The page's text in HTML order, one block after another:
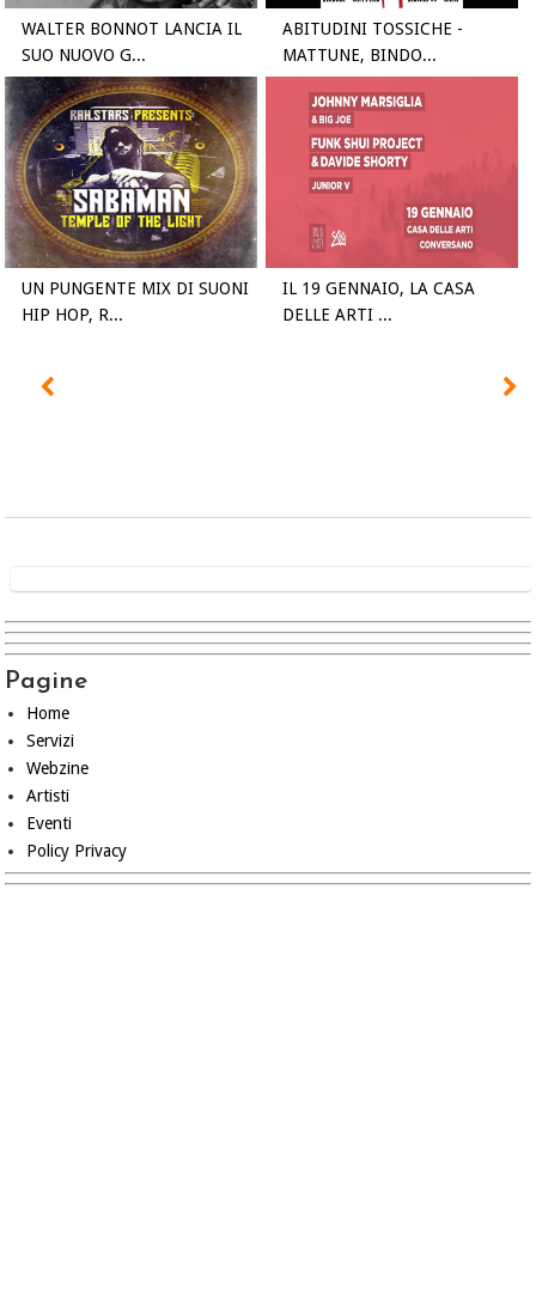
WALTER BONNOT LANCIA IL
SUO NUOVO G...
ABITUDINI TOSSICHE -
MATTUNE, BINDO...
UN PUNGENTE MIX DI SUONI
HIP HOP, R...
IL 19 GENNAIO, LA CASA
DELLE ARTI ...
Pagine
Home
Servizi
Webzine
Artisti
Eventi
Policy Privacy